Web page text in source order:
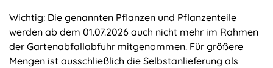
Wichtig: Die genannten Pflanzen und Pflanzenteile
werden ab dem 01.07.2026 auch nicht mehr im Rahmen
der Gartenabfallabfuhr mitgenommen. Für größere
Mengen ist ausschließlich die Selbstanlieferung als